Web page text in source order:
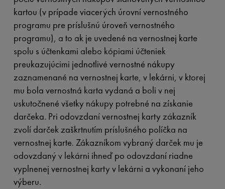
kartou (v prípade viacerých úrovní vernostného
programu pre príslušnú úroveň vernostného
programu), a to ak je uvedené na vernostnej karte
spolu s účtenkami alebo kópiami účteniek
preukazujúcimi jednotlivé vernostné nákupy
zaznamenané na vernostnej karte, v lekárni, v ktorej
mu bola vernostná karta vydaná a boli v nej
uskutočnené všetky nákupy potrebné na získanie
darčeka. Pri odovzdaní vernostnej karty zákazník
zvolí darček zaškrtnutím príslušného políčka na
vernostnej karte. Zákazníkom vybraný darček mu je
odovzdaný v lekárni ihneď po odovzdaní riadne
vyplnenej vernostnej karty v lekárni a vykonaní jeho
výberu.